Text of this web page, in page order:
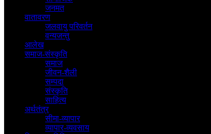
जनमत
वातावरण
जलवायु परिवर्तन
वन्यजन्तु
आलेख
समाज-संस्कृति
समाज
जीवन-शैली
सम्पदा
संस्कृति
साहित्य
अर्थतंत्र
सीमा-व्यापार
व्यापार-व्यवसाय